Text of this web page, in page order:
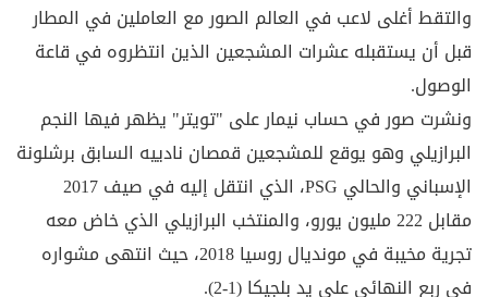
والتقط أغلى لاعب في العالم الصور مع العاملين في المطار
قبل أن يستقبله عشرات المشجعين الذين انتظروه في قاعة
الوصول.
ونشرت صور في حساب نيمار على "تويتر" يظهر فيها النجم
البرازيلي وهو يوقع للمشجعين قمصان نادييه السابق برشلونة
الإسباني والحالي PSG، الذي انتقل إليه في صيف 2017
مقابل 222 مليون يورو، والمنتخب البرازيلي الذي خاض معه
تجرية مخيبة في مونديال روسيا 2018، حيث انتهى مشواره
في ربع النهائي على يد بلجيكا (1-2).